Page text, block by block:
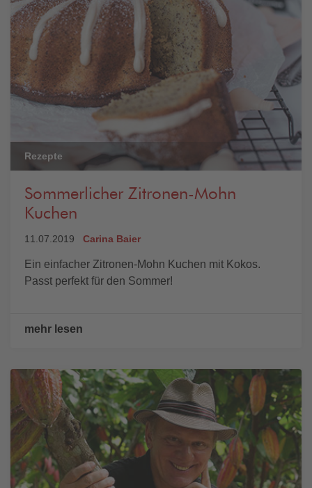
Rezepte
Sommerlicher Zitronen-Mohn
Kuchen
11.07.2019 Carina Baier
Ein einfacher Zitronen-Mohn Kuchen mit Kokos.
Passt perfekt für den Sommer!
mehr lesen